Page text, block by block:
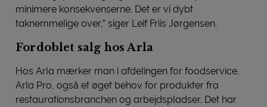
minimere konsekvenserne. Det er vi dybt
taknemmelige over,” siger Leif Friis Jørgensen.
Fordoblet salg hos Arla
Hos Arla mærker man i afdelingen for foodservice,
Arla Pro, også et øget behov for produkter fra
restaurationsbranchen og arbejdspladser. Det har